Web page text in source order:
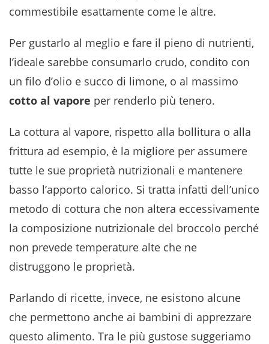
commestibile esattamente come le altre.
Per gustarlo al meglio e fare il pieno di nutrienti,
l’ideale sarebbe consumarlo crudo, condito con
un filo d’olio e succo di limone, o al massimo
cotto al vapore per renderlo più tenero.
La cottura al vapore, rispetto alla bollitura o alla
frittura ad esempio, è la migliore per assumere
tutte le sue proprietà nutrizionali e mantenere
basso l’apporto calorico. Si tratta infatti dell’unico
metodo di cottura che non altera eccessivamente
la composizione nutrizionale del broccolo perché
non prevede temperature alte che ne
distruggono le proprietà.
Parlando di ricette, invece, ne esistono alcune
che permettono anche ai bambini di apprezzare
questo alimento. Tra le più gustose suggeriamo